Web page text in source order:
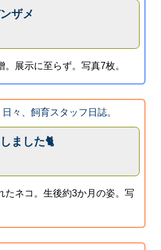
ザメ
展示に至らず。写真7枚。
日々、飼育スタッフ日誌。
ました🐈
ネコ。生後約3か月の姿。写